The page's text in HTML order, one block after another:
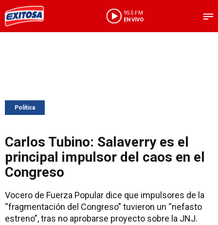
95.5 FM
EN VIVO
Política
Carlos Tubino: Salaverry es el
principal impulsor del caos en el
Congreso
Vocero de Fuerza Popular dice que impulsores de la
“fragmentación del Congreso” tuvieron un “nefasto
estreno”, tras no aprobarse proyecto sobre la JNJ.